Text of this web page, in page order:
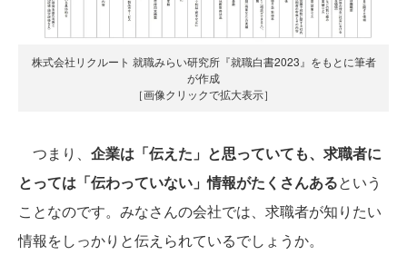
株式会社リクルート 就職みらい研究所『就職白書2023』をもとに筆者
が作成
［画像クリックで拡大表示］
つまり、 企業は「伝えた」と思っていても、求職者に
とっては「伝わっていない」情報がたくさんあるという
ことなのです。みなさんの会社では、求職者が知りたい
情報をしっかりと伝えられているでしょうか。